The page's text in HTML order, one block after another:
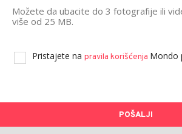
Možete da ubacite do 3 fotografije ili
više od 25 MB.
Pristajete na pravila korišćenja Mondo
POŠALJI